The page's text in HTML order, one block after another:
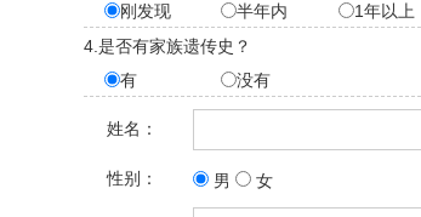
刚发现
半年内
1年以上
4.是否有家族遗传史？
有
没有
姓名：
性别： 男 女